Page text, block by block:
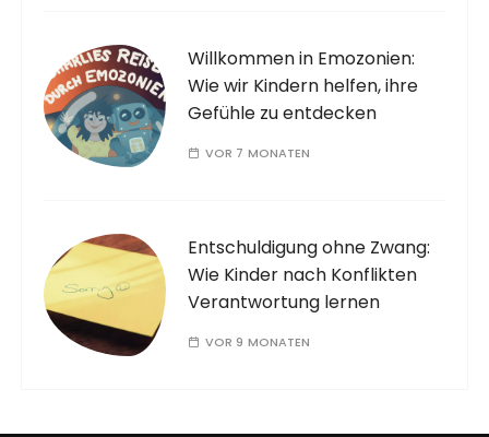
Willkommen in Emozonien:
Wie wir Kindern helfen, ihre
Gefühle zu entdecken
VOR 7 MONATEN
Entschuldigung ohne Zwang:
Wie Kinder nach Konflikten
Verantwortung lernen
VOR 9 MONATEN